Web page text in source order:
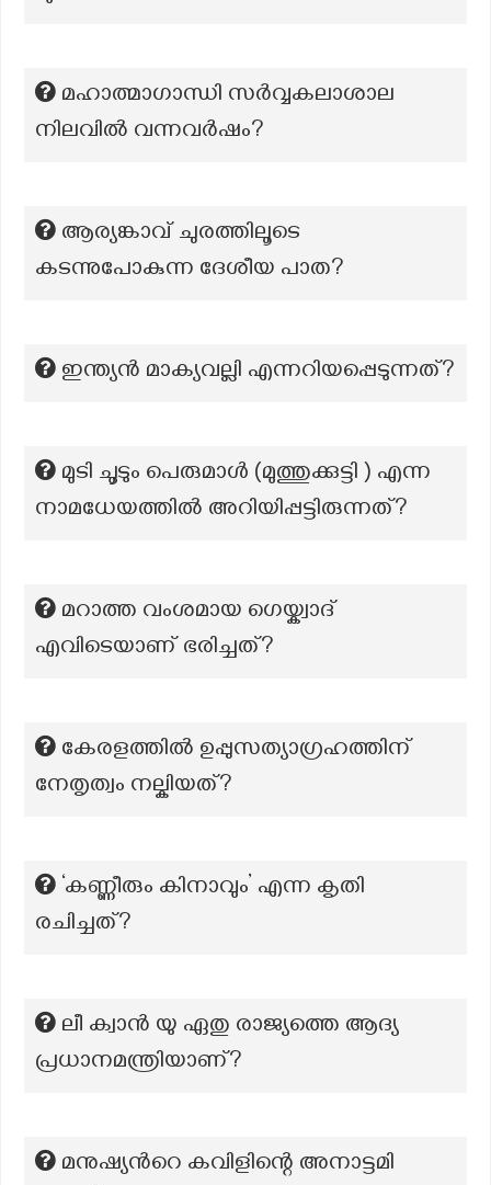
മഹാത്മാഗാന്ധി സർവ്വകലാശാല
നിലവിൽ വന്നവർഷം?
ആര്യങ്കാവ് ചുരത്തിലൂടെ
കടന്നുപോകുന്ന ദേശീയ പാത?
ഇന്ത്യൻ മാക്യവല്ലി എന്നറിയപ്പെടുന്നത്?
മുടി ചൂടും പെരുമാൾ (മുത്തുക്കുട്ടി ) എന്ന
നാമധേയത്തിൽ അറിയിപ്പട്ടിരുന്നത്?
മറാത്ത വംശമായ ഗെയ്ക്വാദ്
എവിടെയാണ് ഭരിച്ചത്?
കേരളത്തിൽ ഉപ്പുസത്യാഗ്രഹത്തിന്
നേതൃത്വം നല്കിയത്?
‘കണ്ണീരും കിനാവും’ എന്ന കൃതി
രചിച്ചത്?
ലീ ക്വാൻ യു ഏതു രാജ്യത്തെ ആദ്യ
പ്രധാനമന്ത്രിയാണ്?
മനുഷ്യൻറെ കവിളിന്റെ അനാട്ടമി